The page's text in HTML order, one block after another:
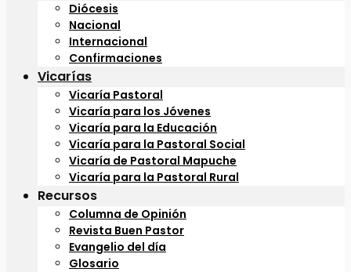
Diócesis
Nacional
Internacional
Confirmaciones
Vicarías
Vicaría Pastoral
Vicaría para los Jóvenes
Vicaría para la Educación
Vicaría para la Pastoral Social
Vicaría de Pastoral Mapuche
Vicaría para la Pastoral Rural
Recursos
Columna de Opinión
Revista Buen Pastor
Evangelio del día
Glosario